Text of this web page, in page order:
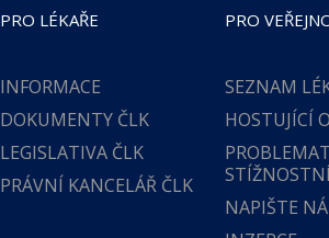
PRO LÉKAŘE
INFORMACE
DOKUMENTY ČLK
LEGISLATIVA ČLK
PRÁVNÍ KANCELÁŘ ČLK
PRO
SEZNAM
HOSTUJÍCÍ
NAPIŠTE